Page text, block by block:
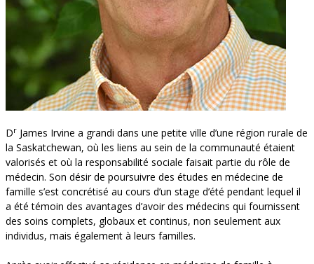
Dr James Irvine a grandi dans une petite ville d’une région rurale de
la Saskatchewan, où les liens au sein de la communauté étaient
valorisés et où la responsabilité sociale faisait partie du rôle de
médecin. Son désir de poursuivre des études en médecine de
famille s’est concrétisé au cours d’un stage d’été pendant lequel il
a été témoin des avantages d’avoir des médecins qui fournissent
des soins complets, globaux et continus, non seulement aux
individus, mais également à leurs familles.